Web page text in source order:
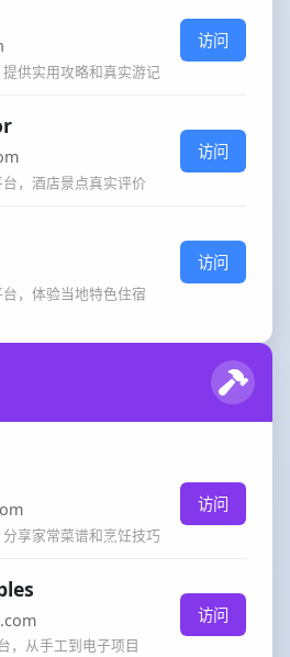
供实用攻略和真实游记
访问
，酒店景点真实评价
访问
，体验当地特色住宿
访问
享家常菜谱和烹饪技巧
访问
，从手工到电子项目
访问